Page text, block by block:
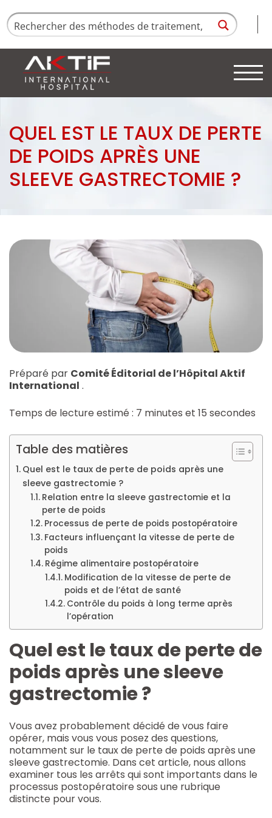
QUEL EST LE TAUX DE PERTE
DE POIDS APRÈS UNE
SLEEVE GASTRECTOMIE ?
Préparé par Comité Éditorial de l’Hôpital Aktif
International .
Temps de lecture estimé : 7 minutes et 15 secondes
Table des matières
Quel est le taux de perte de poids après une
sleeve gastrectomie ?
Relation entre la sleeve gastrectomie et la
perte de poids
Processus de perte de poids postopératoire
Facteurs influençant la vitesse de perte de
poids
Régime alimentaire postopératoire
Modification de la vitesse de perte de
poids et de l’état de santé
Contrôle du poids à long terme après
l’opération
Quel est le taux de perte de
poids après une sleeve
gastrectomie ?
Vous avez probablement décidé de vous faire
opérer, mais vous vous posez des questions,
notamment sur le taux de perte de poids après une
sleeve gastrectomie. Dans cet article, nous allons
examiner tous les arrêts qui sont importants dans le
processus postopératoire sous une rubrique
distincte pour vous.